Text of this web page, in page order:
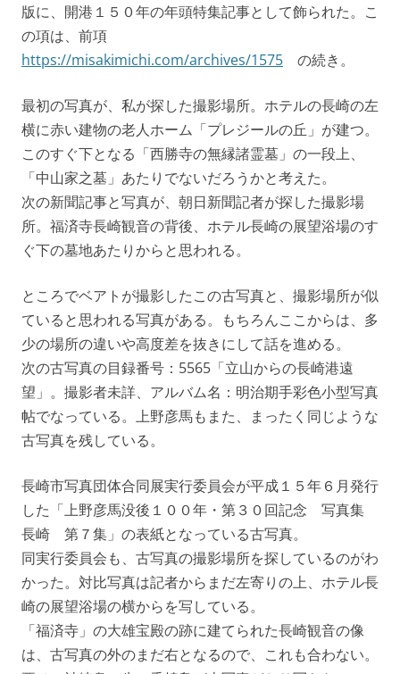
版に、開港１５０年の年頭特集記事として飾られた。こ
の項は、前項
https://misakimichi.com/archives/1575 の続き。
最初の写真が、私が探した撮影場所。ホテルの長崎の左
横に赤い建物の老人ホーム「プレジールの丘」が建つ。
このすぐ下となる「西勝寺の無縁諸霊墓」の一段上、
「中山家之墓」あたりでないだろうかと考えた。
次の新聞記事と写真が、朝日新聞記者が探した撮影場
所。福済寺長崎観音の背後、ホテル長崎の展望浴場のす
ぐ下の墓地あたりからと思われる。
ところでベアトが撮影したこの古写真と、撮影場所が似
ていると思われる写真がある。もちろんここからは、多
少の場所の違いや高度差を抜きにして話を進める。
次の古写真の目録番号：5565「立山からの長崎港遠
望」。撮影者未詳、アルバム名：明治期手彩色小型写真
帖でなっている。上野彦馬もまた、まったく同じような
古写真を残している。
長崎市写真団体合同展実行委員会が平成１５年６月発行
した「上野彦馬没後１００年・第３０回記念 写真集
長崎 第７集」の表紙となっている古写真。
同実行委員会も、古写真の撮影場所を探しているのがわ
かった。対比写真は記者からまだ左寄りの上、ホテル長
崎の展望浴場の横からを写している。
「福済寺」の大雄宝殿の跡に建てられた長崎観音の像
は、古写真の外のまだ右となるので、これも合わない。